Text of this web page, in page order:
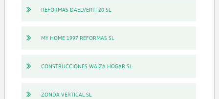
REFORMAS DAELVERTI 20 SL
MY HOME 1997 REFORMAS SL
CONSTRUCCIONES WAIZA HOGAR SL
ZONDA VERTICAL SL